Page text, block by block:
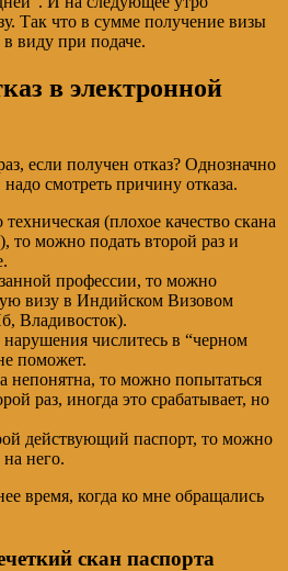
Так что в сумме получение визы
виду при подаче.
в электронной
если получен отказ? Однозначно
смотреть причину отказа.
(плохое качество скана
то можно подать второй раз и
профессии, то можно
визу в Индийском Визовом
Владивосток).
числитесь в “черном
поможет.
непонятна, то можно попытаться
раз, иногда это срабатывает, но
действующий паспорт, то можно
него.
время, когда ко мне обращались
скан паспорта